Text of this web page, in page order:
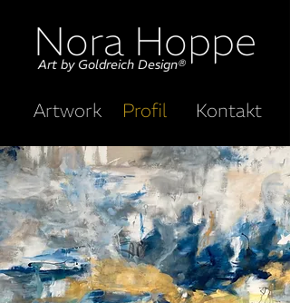
Nora Hoppe
Art by Goldreich Design®
Artwork Profil Kontakt